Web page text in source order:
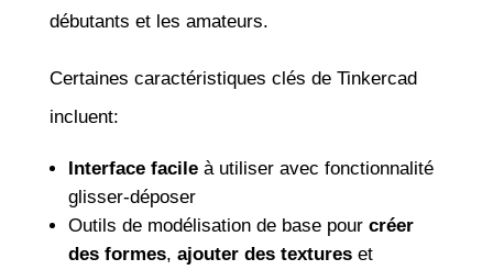
débutants et les amateurs.
Certaines caractéristiques clés de Tinkercad
incluent:
Interface facileà utiliser avec fonctionnalité
glisser-déposer
Outils de modélisation de base pour créer
des formes, ajouter des textureset